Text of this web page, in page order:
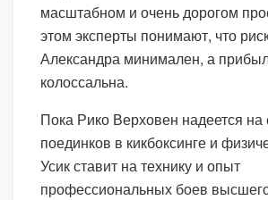
масштабном и очень дорогом
этом эксперты понимают, что
Александра минимален, а
колоссальна.
Пока Рико Верховен надеется на
поединков в кикбоксинге и
Усик ставит на технику и опыт
профессиональных боев